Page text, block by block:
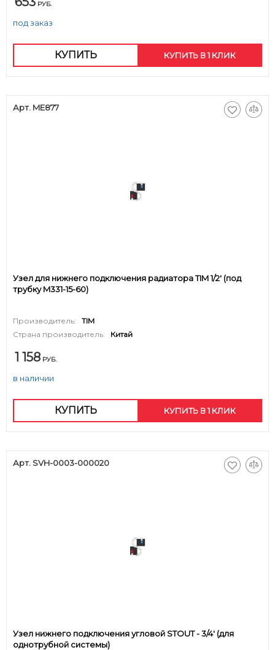
РУБ.
под заказ
КУПИТЬ КУПИТЬ В 1 КЛИК
Арт. ME877
Узел для нижнего подключения радиатора TIM 1/2' (под
трубку M331-15-60)
Производитель:
TIM
Страна производитель:
Китай
1 158 РУБ.
в наличии
КУПИТЬ КУПИТЬ В 1 КЛИК
Арт. SVH-0003-000020
Узел нижнего подключения угловой STOUT - 3/4' (для
однотрубной системы)